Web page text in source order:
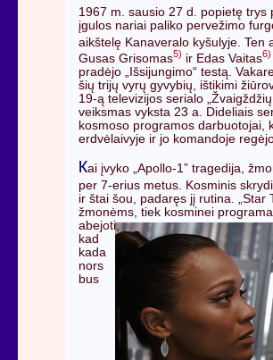
1967 m. sausio 27 d. popietę trys
įgulos nariai paliko pervežimo
aikštelę Kanaveralo kyšulyje. Ten
Gusas Grisomas5) ir Edas Vaitas6)
pradėjo „Išsijungimo“ testą.
šių trijų vyrų gyvybių, ištikimi
19-ą televizijos serialo
veiksmas vyksta 23 a. Dideliais
kosmoso programos darbuotojai,
erdvėlaivyje ir jo komandoje
Kai įvyko „Apollo-1” tragedija,
per 7-erius metus. Kosminis
ir štai šou, padaręs jį rutina. „Star
žmonėms, tiek kosminei
abejoti,
kad
kada
nors
bus